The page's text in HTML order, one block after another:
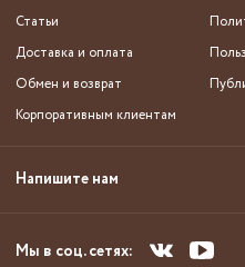
Статьи
Доставка и оплата
Обмен и возврат
Корпоративным клиентам
Напишите нам
Мы в соц. сетях: